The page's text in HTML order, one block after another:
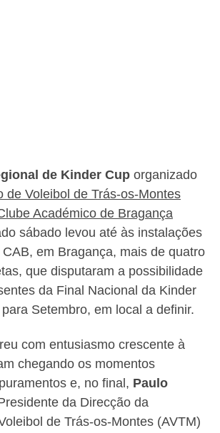
de Kinder Cup organizado
de Voleibol de Trás-os-Montes
Académico de Bragança
sábado levou até às instalações
em Bragança, mais de quatro
que disputaram a possibilidade
da Final Nacional da Kinder
Setembro, em local a definir.
com entusiasmo crescente à
chegando os momentos
e, no final, Paulo
da Direcção da
de Trás-os-Montes (AVTM)